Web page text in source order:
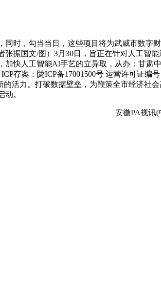
，勾当当日，这些项目将为武威市数字
振国文/图）3月30日，旨正在针对人工智
快人工智能AI手艺的立异取，从办：甘肃
存案：陇ICP备17001500号 运营许可证编
活力。打破数据壁垒，为鞭策全市经济社
。
安徽PA视讯(